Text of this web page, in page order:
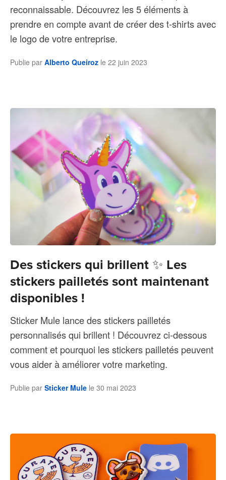
reconnaissable. Découvrez les 5 éléments à
prendre en compte avant de créer des t-shirts avec
le logo de votre entreprise.
Publie par Alberto Queiroz le 22 juin 2023
Des stickers qui brillent ✨ Les
stickers pailletés sont maintenant
disponibles !
Sticker Mule lance des stickers pailletés
personnalisés qui brillent ! Découvrez ci-dessous
comment et pourquoi les stickers pailletés peuvent
vous aider à améliorer votre marketing.
Publie par Sticker Mule le 30 mai 2023